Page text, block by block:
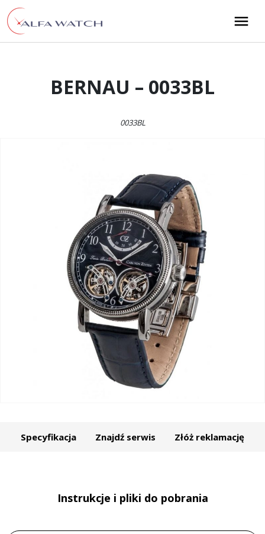
Przejdź do treści
Main Navigation
BERNAU – 0033BL
0033BL
Specyfikacja Znajdź serwis Złóż reklamację
Instrukcje i pliki do pobrania